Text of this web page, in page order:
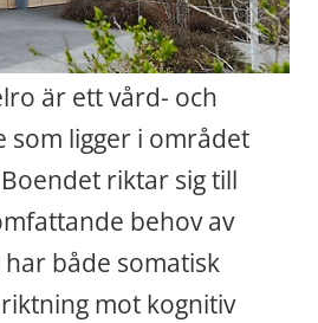
är ett vård- och
som ligger i området
riktar sig till
behov av
både somatisk
mot kognitiv